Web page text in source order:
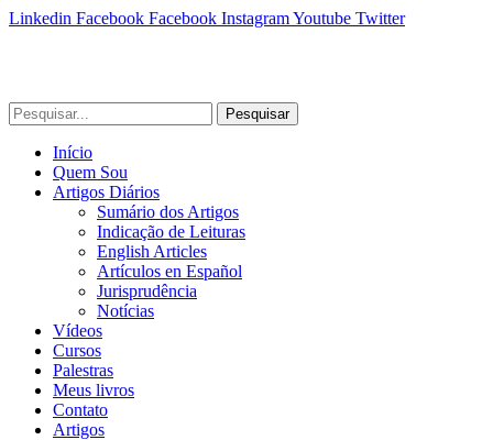
Linkedin Facebook Facebook InstagramYoutube Twitter
Pesquisar
Início
Quem Sou
Artigos Diários
Sumário dos Artigos
Indicação de Leituras
English Articles
Artículos en Español
Jurisprudência
Notícias
Vídeos
Cursos
Palestras
Meus livros
Contato
Artigos